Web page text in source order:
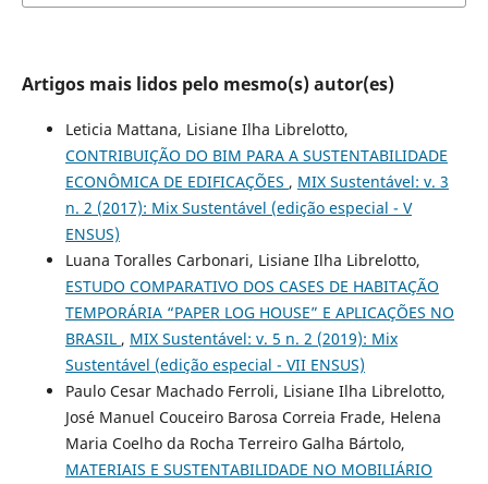
Artigos mais lidos pelo mesmo(s) autor(es)
Leticia Mattana, Lisiane Ilha Librelotto,
CONTRIBUIÇÃO DO BIM PARA A SUSTENTABILIDADE
ECONÔMICA DE EDIFICAÇÕES , MIX Sustentável: v. 3
n. 2 (2017): Mix Sustentável (edição especial - V
ENSUS)
Luana Toralles Carbonari, Lisiane Ilha Librelotto,
ESTUDO COMPARATIVO DOS CASES DE HABITAÇÃO
TEMPORÁRIA “PAPER LOG HOUSE” E APLICAÇÕES NO
BRASIL , MIX Sustentável: v. 5 n. 2 (2019): Mix
Sustentável (edição especial - VII ENSUS)
Paulo Cesar Machado Ferroli, Lisiane Ilha Librelotto,
José Manuel Couceiro Barosa Correia Frade, Helena
Maria Coelho da Rocha Terreiro Galha Bártolo,
MATERIAIS E SUSTENTABILIDADE NO MOBILIÁRIO